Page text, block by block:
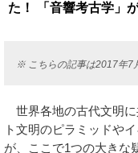
た！ 「音響考古学」
※ こちらの記事は2017年7
世界各地の古代文明
ト文明のピラミッドや
が、ここで1つの大きな